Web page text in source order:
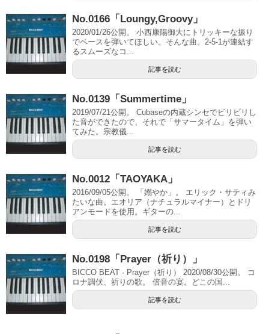
No.0166「Loungy,Groovy」
2020/01/26公開。 小西康陽御大にトリッキーな振り
でベースを弾いてほしい。そんな曲。2-5-1が連結す
るスムーズなコ...
記事を読む
No.0139「Summertime」
2019/07/21公開。 Cubaseの内蔵シンセでビリビリし
た音ができたので、それで「サマータイム」を弾い
てみた。宗教儀...
記事を読む
No.0012「TAOYAKA」
2016/09/05公開。 「嫋やか」。 エリック・サティみ
たいな曲。エオリア（ナチュラルマイナー）とドリ
アンモードを使用。ギターの...
記事を読む
No.0198「Prayer（祈り）」
BICCO BEAT · Prayer（祈り） 2020/08/30公開。 コ
ロナ調伏、祈りの歌。 倍音の宴。どこの国...
記事を読む